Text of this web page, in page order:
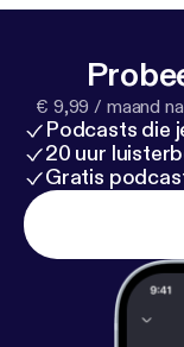
€ 9,99 / maand
Podcasts die
20 uur
Gratis